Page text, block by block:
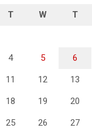
T W T
4 5 6
11 12 13
18 19 20
25 26 27